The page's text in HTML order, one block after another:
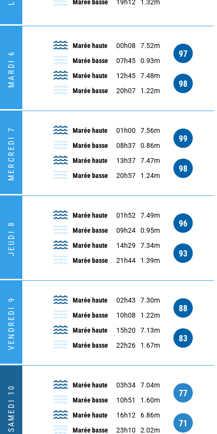
Marée basse 19h12 1.32m
MARDI 6
Marée haute 00h08
7.52m
Marée basse
07h45 0.93m
97
Marée haute 12h45
7.48m
Marée basse
20h07 1.22m
98
MERCREDI 7 Marée haute 01h00
7.56m
Marée basse
08h37 0.86m
99
Marée haute 13h37
7.47m
Marée basse
20h57 1.24m
98
JEUDI 8
Marée haute 01h52
7.49m
Marée basse
09h24 0.95m
96
Marée haute 14h29
7.34m
Marée basse
21h44 1.39m
93
VENDREDI 9 Marée haute 02h43
7.30m
Marée basse
10h08 1.22m
88
Marée haute 15h20
7.13m
Marée basse
22h26 1.67m
83
SAMEDI 10 Marée haute 03h34
7.04m
Marée basse
10h51 1.60m
77
Marée haute 16h12
6.86m
Marée basse
23h10 2.02m
71